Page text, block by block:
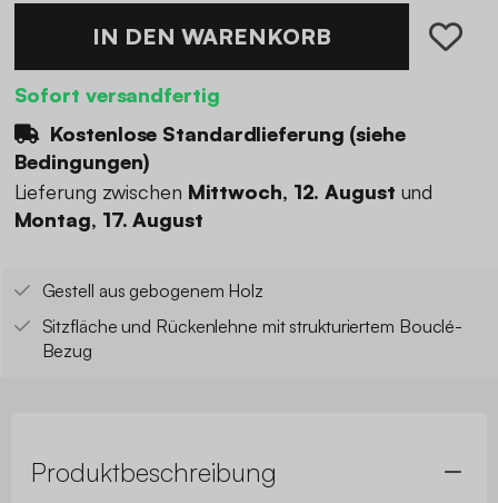
IN DEN WARENKORB
Sofort versandfertig
Kostenlose Standardlieferung (siehe
Bedingungen)
Lieferung zwischen Mittwoch, 12. August und
Montag, 17. August
Gestell aus gebogenem Holz
Sitzfläche und Rückenlehne mit strukturiertem Bouclé-
Bezug
Produktbeschreibung